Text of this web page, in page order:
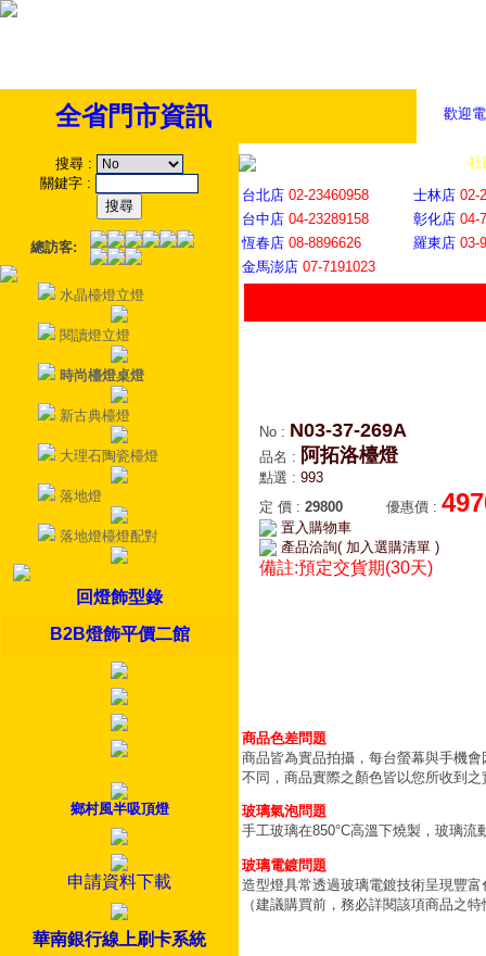
歡迎
全省門市資訊
搜尋 :
關鍵字 :
總訪客:
水晶檯燈立燈
閱讀燈立燈
時尚檯燈桌燈
新古典檯燈
大理石陶瓷檯燈
落地燈
落地燈檯燈配對
回燈飾型錄
B2B燈飾平價二館
鄉村風半吸頂燈
申請資料下載
華南銀行線上刷卡系統
社
台北店 02-23460958 士林店 02-
台中店 04-23289158 彰化店 04-
恆春店 08-8896626 羅東店 03-
金馬澎店 07-7191023
No : N03-37-269A
品名 : 阿拓洛檯燈
點選 : 993
定 價 : 29800 優惠價 :
置入購物車
產品洽詢( 加入選購清單 )
備註:預定交貨期(30天)
商品色差問題
商品皆為實品拍攝，每台螢幕與手機
不同，商品實際之顏色皆以您所收到之
玻璃氣泡問題
手工玻璃在850°C高溫下燒製，玻璃
玻璃電鍍問題
造型燈具常透過玻璃電鍍技術呈現豐
（建議購買前，務必詳閱該項商品之